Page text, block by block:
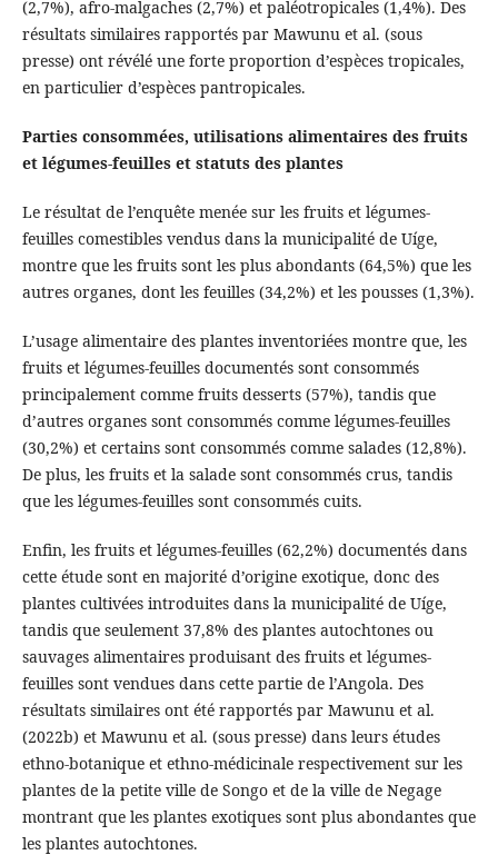
(2,7%), afro-malgaches (2,7%) et paléotropicales (1,4%). Des
résultats similaires rapportés par Mawunu et al. (sous
presse) ont révélé une forte proportion d’espèces tropicales,
en particulier d’espèces pantropicales.
Parties consommées, utilisations alimentaires des fruits
et légumes-feuilles et statuts des plantes
Le résultat de l’enquête menée sur les fruits et légumes-
feuilles comestibles vendus dans la municipalité de Uíge,
montre que les fruits sont les plus abondants (64,5%) que les
autres organes, dont les feuilles (34,2%) et les pousses (1,3%).
L’usage alimentaire des plantes inventoriées montre que, les
fruits et légumes-feuilles documentés sont consommés
principalement comme fruits desserts (57%), tandis que
d’autres organes sont consommés comme légumes-feuilles
(30,2%) et certains sont consommés comme salades (12,8%).
De plus, les fruits et la salade sont consommés crus, tandis
que les légumes-feuilles sont consommés cuits.
Enfin, les fruits et légumes-feuilles (62,2%) documentés dans
cette étude sont en majorité d’origine exotique, donc des
plantes cultivées introduites dans la municipalité de Uíge,
tandis que seulement 37,8% des plantes autochtones ou
sauvages alimentaires produisant des fruits et légumes-
feuilles sont vendues dans cette partie de l’Angola. Des
résultats similaires ont été rapportés par Mawunu et al.
(2022b) et Mawunu et al. (sous presse) dans leurs études
ethno-botanique et ethno-médicinale respectivement sur les
plantes de la petite ville de Songo et de la ville de Negage
montrant que les plantes exotiques sont plus abondantes que
les plantes autochtones.